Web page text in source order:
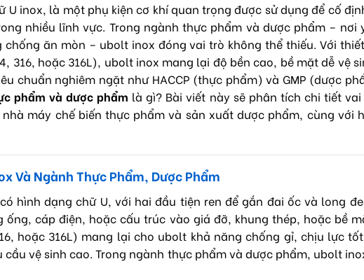
U inox, là một phụ kiện cơ khí quan trọng được sử dụng để cố
nhiều lĩnh vực. Trong ngành thực phẩm và dược phẩm – nơi
ăn mòn – ubolt inox đóng vai trò không thể thiếu. Với
316, hoặc 316L), ubolt inox mang lại độ bền cao, bề mặt dễ vệ
chuẩn nghiêm ngặt như HACCP (thực phẩm) và GMP (dược
phẩm và dược phẩm là gì? Bài viết này sẽ phân tích chi tiết
máy chế biến thực phẩm và sản xuất dược phẩm, cùng với
Và Ngành Thực Phẩm, Dược Phẩm
hình dạng chữ U, với hai đầu tiện ren để gắn đai ốc và long
cáp điện, hoặc cấu trúc vào giá đỡ, khung thép, hoặc bề
hoặc 316L) mang lại cho ubolt khả năng chống gỉ, chịu lực
vệ sinh cao. Trong ngành thực phẩm và dược phẩm, ubolt